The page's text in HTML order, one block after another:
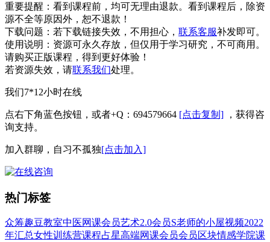
重要提醒： 看到课程前，均可无理由退款。看到课程后，除资
源不全等原因外，恕不退款！
下载问题： 若下载链接失效，不用担心， 联系客服补发即可。
使用说明： 资源可永久存放，但仅用于学习研究，不可商用。
请购买正版课程，得到更好体验！
若资源失效，请联系我们处理。
我们7*12小时在线
点右下角蓝色按钮，或者+Q：694579664 [点击复制] ，获得咨
询支持。
加入群聊，自习不孤独[点击加入]
热门标签
众筹趣豆教室中医网课会员艺术2.0会员S老师的小屋视频2022
年汇总女性训练营课程占星高端网课会员会员区块情感学院课